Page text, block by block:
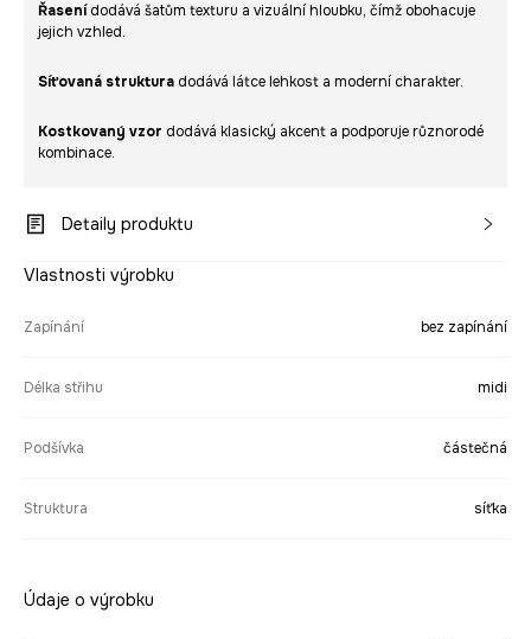
Řasenídodává šatům texturu a vizuální hloubku, čímž obohacuje
jejich vzhled.
Síťovaná struktura dodává látce lehkost a moderní charakter.
Kostkovaný vzor dodává klasický akcent a podporuje různorodé
kombinace.
Detaily produktu
Vlastnosti výrobku
Zapínání bez zapínání
Délka střihu midi
Podšívka částečná
Struktura síťka
Údaje o výrobku